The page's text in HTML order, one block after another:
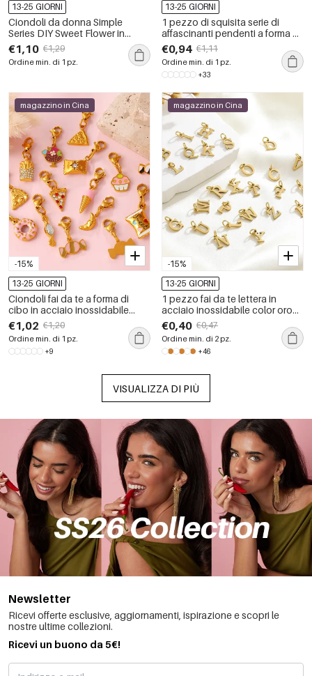
13-25 GIORNI
Ciondoli da donna Simple
Series DIY Sweet Flower in
acciaio inossidabile
impermeabile color oro
€1,10 €1,29
Ordine min. di 1 pz.
13-25 GIORNI
1 pezzo di squisita serie di
affascinanti pendenti a forma di
conchiglia fai da te in acciaio
inossidabile impermeabile color
oro da donna
€0,94 €1,11
Ordine min. di 1 pz.
+33
-15%
magazzino in Cina
13-25 GIORNI
Ciondoli fai da te a forma di
cibo in acciaio inossidabile
impermeabile color oro con
strass.
€1,02 €1,20
Ordine min. di 1 pz.
+9
-15%
magazzino in Cina
13-25 GIORNI
1 pezzo fai da te lettera in
acciaio inossidabile color oro
ciondolo da donna
€0,40 €0,47
Ordine min. di 2 pz.
+46
VISUALIZZA DI PIÙ
Newsletter
Ricevi offerte esclusive, aggiornamenti, ispirazione e scopri le
nostre ultime collezioni.
Ricevi un buono da 5€!